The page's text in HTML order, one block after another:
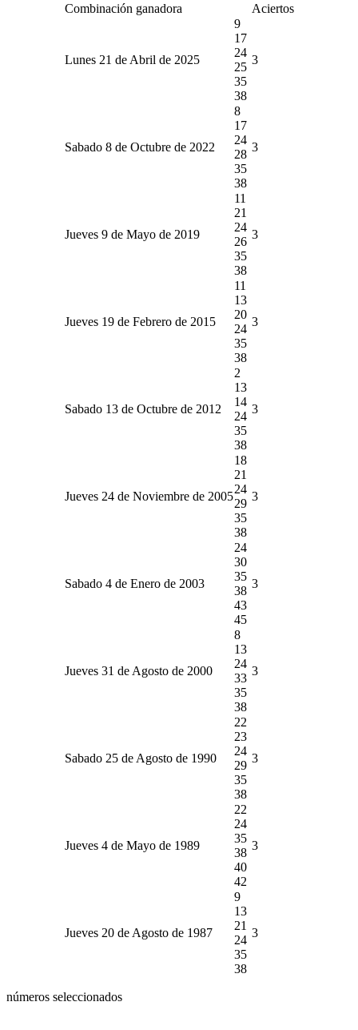
Combinación ganadora Aciertos
Lunes 21 de Abril de 2025
9
17
24
25
35
38
3
Sabado 8 de Octubre de 2022
8
17
24
28
35
38
3
Jueves 9 de Mayo de 2019
11
21
24
26
35
38
3
Jueves 19 de Febrero de 2015
11
13
20
24
35
38
3
Sabado 13 de Octubre de 2012
2
13
14
24
35
38
3
Jueves 24 de Noviembre de 2005
18
21
24
29
35
38
3
Sabado 4 de Enero de 2003
24
30
35
38
43
45
3
Jueves 31 de Agosto de 2000
8
13
24
33
35
38
3
Sabado 25 de Agosto de 1990
22
23
24
29
35
38
3
Jueves 4 de Mayo de 1989
22
24
35
38
40
42
3
Jueves 20 de Agosto de 1987
9
13
21
24
35
38
3
números seleccionados